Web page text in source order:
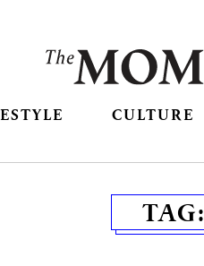
CULTURE
TAG: